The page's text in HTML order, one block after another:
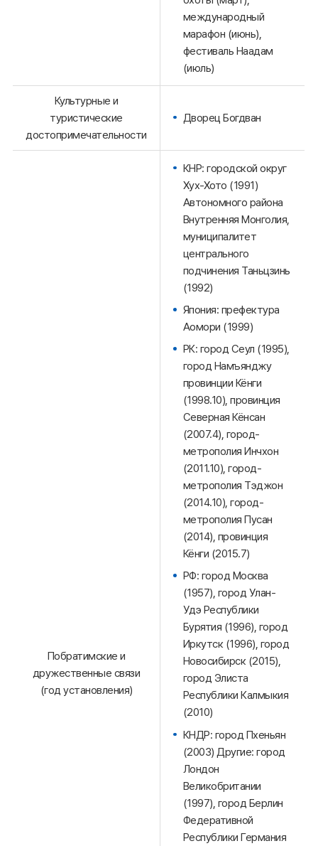
международный
марафон (июнь),
фестиваль Наадам
(июль)
Культурные и
туристические
достопримечательности
Дворец Богдван
Побратимские и
дружественные связи
(год установления)
КНР: городской округ
Хух-Хото (1991)
Автономного района
Внутренняя Монголия,
муниципалитет
центрального
подчинения Таньцзинь
(1992)
Япония: префектура
Аомори (1999)
РК: город Сеул (1995),
город Намъянджу
провинции Кёнги
(1998.10), провинция
Северная Кёнсан
(2007.4), город-
метрополия Инчхон
(2011.10), город-
метрополия Тэджон
(2014.10), город-
метрополия Пусан
(2014), провинция
Кёнги (2015.7)
РФ: город Москва
(1957), город Улан-
Удэ Республики
Бурятия (1996), город
Иркутск (1996), город
Новосибирск (2015),
город Элиста
Республики Калмыкия
(2010)
КНДР: город Пхеньян
(2003) Другие: город
Лондон
Великобритании
(1997), город Берлин
Федеративной
Республики Германия